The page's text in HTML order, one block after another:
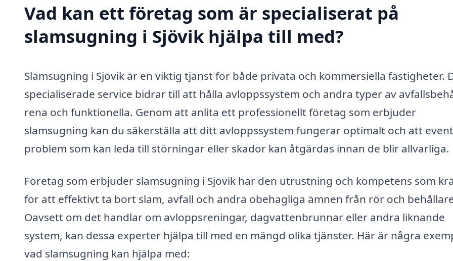
Vad kan ett företag som är specialiserat på
slamsugning i Sjövik hjälpa till med?
Slamsugning i Sjövik är en viktig tjänst för både privata och kommersiella fastigheter.
specialiserade service bidrar till att hålla avloppssystem och andra typer av
rena och funktionella. Genom att anlita ett professionellt företag som erbjuder
slamsugning kan du säkerställa att ditt avloppssystem fungerar optimalt och att
problem som kan leda till störningar eller skador kan åtgärdas innan de blir allvarliga.
Företag som erbjuder slamsugning i Sjövik har den utrustning och kompetens som
för att effektivt ta bort slam, avfall och andra obehagliga ämnen från rör och
Oavsett om det handlar om avloppsreningar, dagvattenbrunnar eller andra liknande
system, kan dessa experter hjälpa till med en mängd olika tjänster. Här är några
vad slamsugning kan hjälpa med: